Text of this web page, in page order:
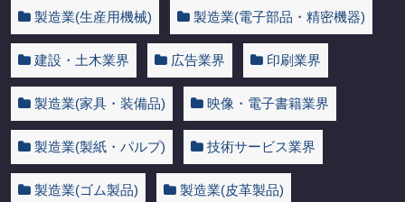
製造業(生産用機械) 製造業(電子部品・精密機器)
建設・土木業界 広告業界 印刷業界
製造業(家具・装備品) 映像・電子書籍業界
製造業(製紙・パルプ) 技術サービス業界
製造業(ゴム製品) 製造業(皮革製品)